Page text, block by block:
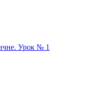
Урок № 1